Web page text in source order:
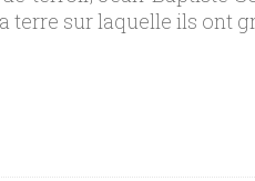
terre sur laquelle ils ont